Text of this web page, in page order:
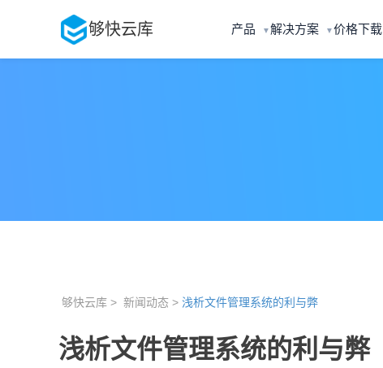
够快云库 产品 ▼解决方案 ▼价格下载
够快云库 > 新闻动态 > 浅析文件管理系统的利与弊
浅析文件管理系统的利与弊